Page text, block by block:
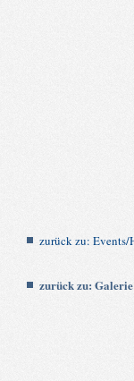
zurück zu: Events/
zurück zu: